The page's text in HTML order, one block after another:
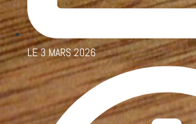
LE3 MARS 2026